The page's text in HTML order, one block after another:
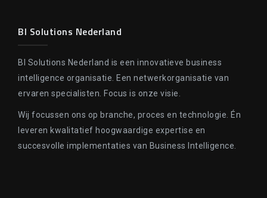
BI Solutions Nederland
BI Solutions Nederland is een innovatieve business
intelligence organisatie. Een netwerkorganisatie van
ervaren specialisten. Focus is onze visie.
Wij focussen ons op branche, proces en technologie. Én
leveren kwalitatief hoogwaardige expertise en
succesvolle implementaties van Business Intelligence.